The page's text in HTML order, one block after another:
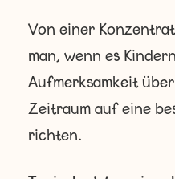
Von einer
man, wenn es
Aufmerksamkeit
Zeitraum auf eine
richten.